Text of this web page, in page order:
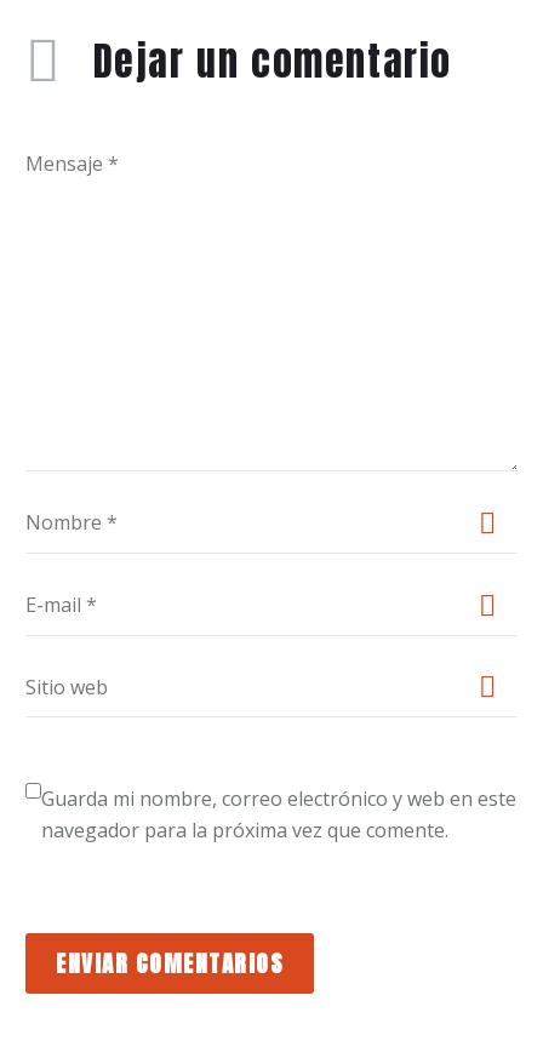
Dejar un comentario
Guarda mi nombre, correo electrónico y web en este
navegador para la próxima vez que comente.
ENVIAR COMENTARIOS